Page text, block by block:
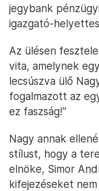
jegybank
igazgató-
Az ülésen
vita, amelynek
lecsúszva ülő
fogalmazott az
ez faszság!”
Nagy annak
stílust, hogy a
elnöke, Simor
kifejezéseket